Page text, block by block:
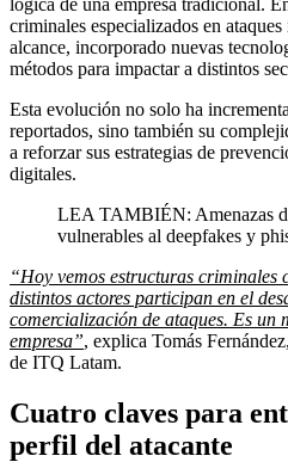
criminales especializados en
alcance, incorporado nuevas
métodos para impactar a distintos
Esta evolución no solo ha
reportados, sino también su
a reforzar sus estrategias de
digitales.
LEA TAMBIÉN: Amenazas
vulnerables al deepfakes y
“Hoy vemos estructuras criminales
distintos actores participan en el
comercialización de ataques. Es un
empresa”, explica Tomás
de ITQ Latam.
Cuatro claves para
perfil del atacante